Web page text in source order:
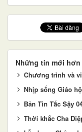
Những tin mới hơn
Chương trình và
Nhịp sống Giáo
Bản Tin Tắc Sậy
Thời khắc Cha